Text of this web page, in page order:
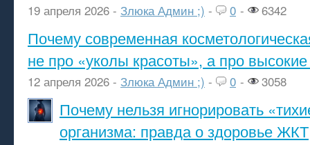
19 апреля 2026 - Злюка Админ ;) - 0 - 6342
Почему современная
не про «уколы красоты», а про высокие
12 апреля 2026 - Злюка Админ ;) - 0 - 3058
Почему нельзя игнорировать
организма: правда о здоровье ЖКТ